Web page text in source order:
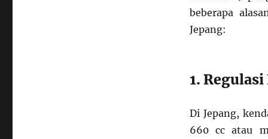
beberapa
Jepang:
1.
Di Jepang,
660 cc atau